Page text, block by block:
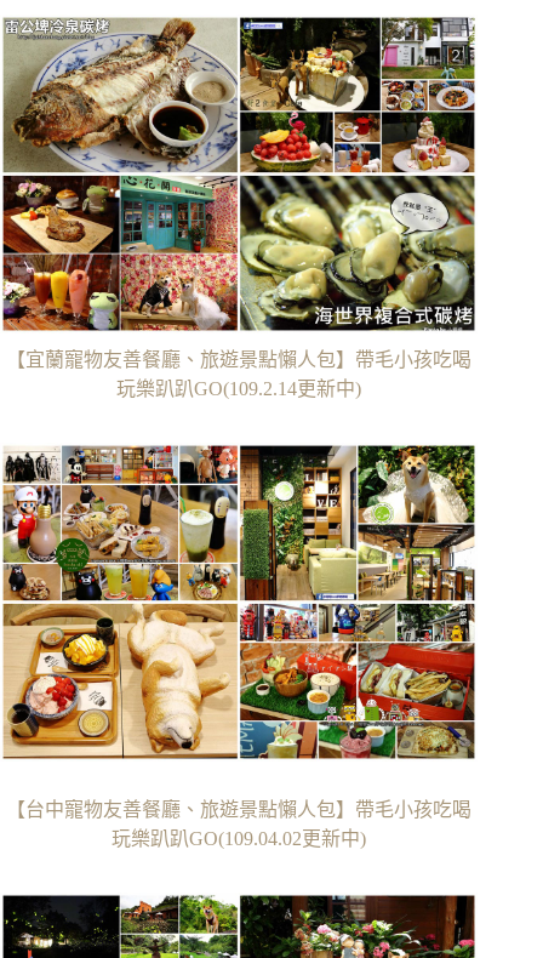
【宜蘭寵物友善餐廳、旅遊景點懶人包】帶毛小孩吃喝
玩樂趴趴GO(109.2.14更新中)
【台中寵物友善餐廳、旅遊景點懶人包】帶毛小孩吃喝
玩樂趴趴GO(109.04.02更新中)